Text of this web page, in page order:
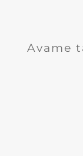
Avame